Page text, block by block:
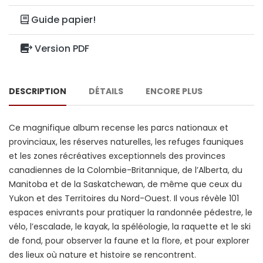
Guide papier!
Version PDF
DESCRIPTION DÉTAILS ENCORE PLUS
Ce magnifique album recense les parcs nationaux et
provinciaux, les réserves naturelles, les refuges fauniques
et les zones récréatives exceptionnels des provinces
canadiennes de la Colombie-Britannique, de l’Alberta, du
Manitoba et de la Saskatchewan, de même que ceux du
Yukon et des Territoires du Nord-Ouest. Il vous révèle 101
espaces enivrants pour pratiquer la randonnée pédestre, le
vélo, l’escalade, le kayak, la spéléologie, la raquette et le ski
de fond, pour observer la faune et la flore, et pour explorer
des lieux où nature et histoire se rencontrent.